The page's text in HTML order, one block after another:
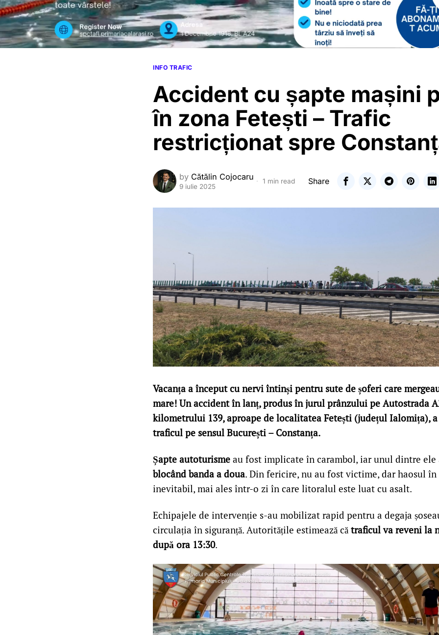
INFO TRAFIC
Accident cu șapte mașini
în zona Fetești – Trafic
restricționat spre
by Cătălin Cojocaru
9 iulie 2025
1 min read Share
Vacanța a început cu nervi întinși pentru sute de șoferi care
mare! Un accident în lanț, produs în jurul prânzului pe Autostrada
kilometrului 139, aproape de localitatea Fetești (județul Ialomița),
traficul pe sensul București – Constanța.
Șapte autoturisme au fost implicate în carambol, iar unul dintre ele
blocând banda a doua. Din fericire, nu au fost victime, dar haosul
inevitabil, mai ales într-o zi în care litoralul este luat cu asalt.
Echipajele de intervenție s-au mobilizat rapid pentru a degaja
circulația în siguranță. Autoritățile estimează că traficul va reveni la
după ora 13:30.